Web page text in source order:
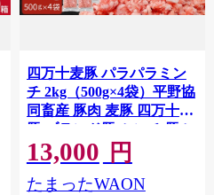
四万十麦豚 パラパラミン
チ 2kg（500g×4袋）平野協
同畜産 豚肉 麦豚 四万十麦
豚 ブランド豚 ミンチ 豚ミ
ンチ 冷凍ミンチ ハンバー
グ Ahc-A22
13,000 円
たまったWAON